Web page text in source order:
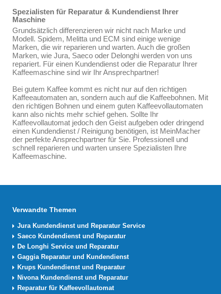
Spezialisten für Reparatur & Kundendienst Ihrer
Maschine
Grundsätzlich differenzieren wir nicht nach Marke und
Modell. Spidem, Melitta und ECM sind einige wenige
Marken, die wir reparieren und warten. Auch die großen
Marken, wie Jura, Saeco oder Delonghi werden von uns
repariert. Für einen Kundendienst oder die Reparatur Ihrer
Kaffeemaschine sind wir Ihr Ansprechpartner!
Bei gutem Kaffee kommt es nicht nur auf den richtigen
Kaffeeautomaten an, sondern auch auf die Kaffeebohnen. Mit
den richtigen Bohnen und einem guten Kaffeevollautomaten
kann also nichts mehr schief gehen. Sollte Ihr
Kaffeevollautomat jedoch den Geist aufgeben oder dringend
einen Kundendienst / Reinigung benötigen, ist MeinMacher
der perfekte Ansprechpartner für Sie. Professionell und
schnell reparieren und warten unsere Spezialisten Ihre
Kaffeemaschine.
Verwandte Themen
Jura Kundendienst und Reparatur Service
Saeco Kundendienst und Reparatur
De Longhi Service und Reparatur
Gaggia Reparatur und Kundendienst
Krups Kundendienst und Reparatur
Nivona Kundendienst und Reparatur
Reparatur für Kaffeevollautomat